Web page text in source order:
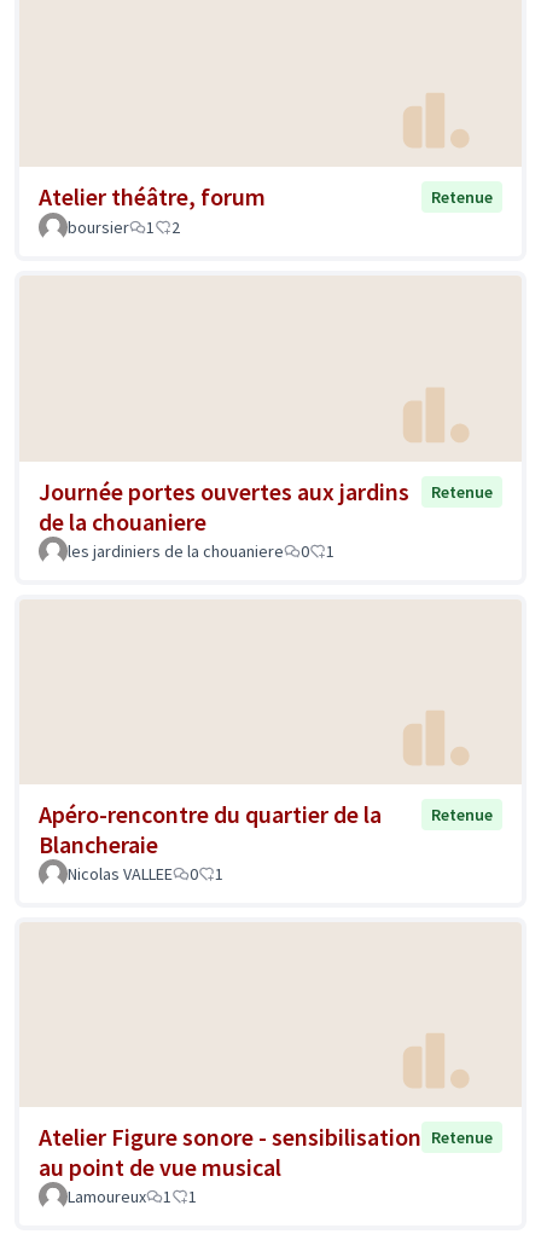
Atelier théâtre, forum
Retenue
boursier
1 2
Journée portes ouvertes aux jardins
de la chouaniere
Retenue
les jardiniers de la chouaniere 0 1
Apéro-rencontre du quartier de la
Blancheraie
Retenue
Nicolas VALLEE 0 1
Atelier Figure sonore - sensibilisation
au point de vue musical
Retenue
Lamoureux 1 1